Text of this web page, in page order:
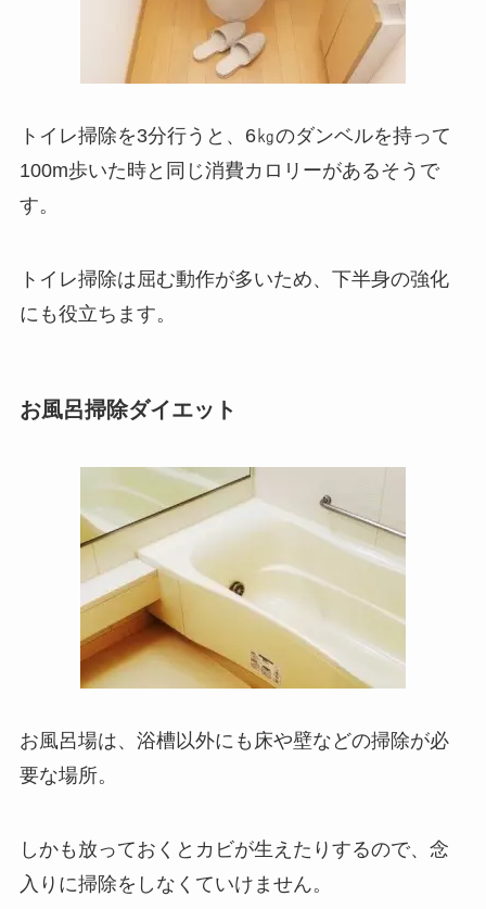
トイレ掃除を3分行うと、6㎏のダンベルを持って
100m歩いた時と同じ消費カロリーがあるそうで
す。
トイレ掃除は屈む動作が多いため、下半身の強化
にも役立ちます。
お風呂掃除ダイエット
お風呂場は、浴槽以外にも床や壁などの掃除が必
要な場所。
しかも放っておくとカビが生えたりするので、念
入りに掃除をしなくていけません。